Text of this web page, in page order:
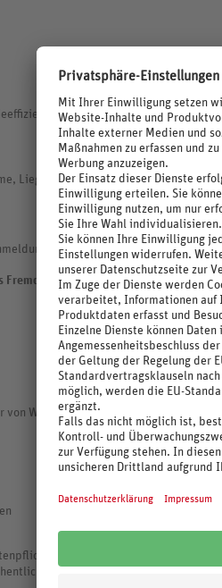
Beleuchtung, Einsatz von
Liegen
Fremdanbieter)
Waren und Dienstleistungen zur
1 TV (Sat-TV), Kochnische,
Zwischenreinigung (kostenfrei, 3